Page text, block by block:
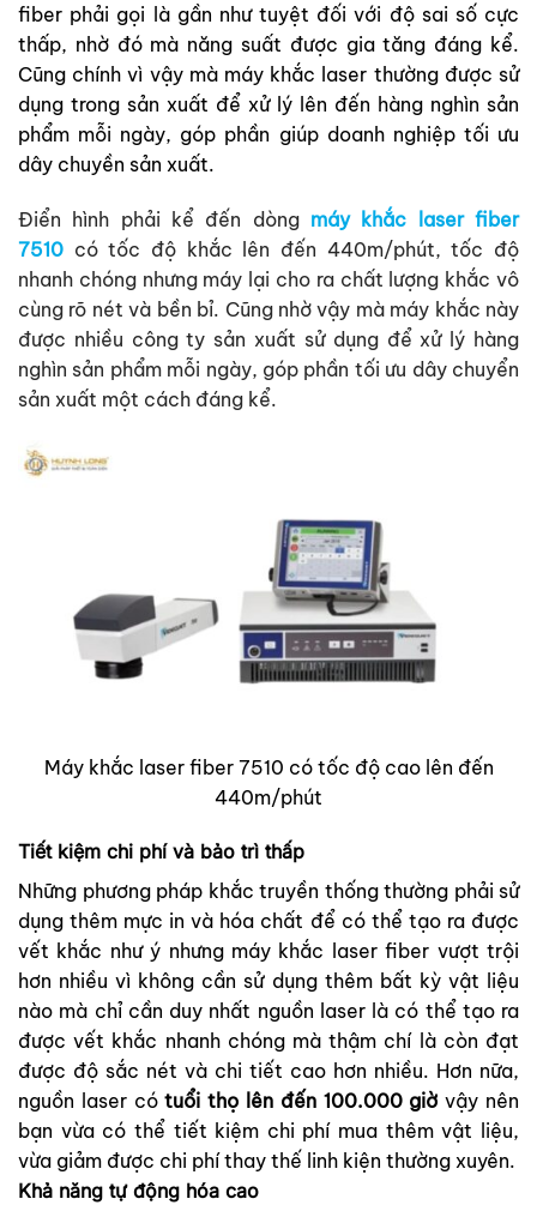
fiber phải gọi là gần như tuyệt đối với độ sai số cực
thấp, nhờ đó mà năng suất được gia tăng đáng kể.
Cũng chính vì vậy mà máy khắc laser thường được sử
dụng trong sản xuất để xử lý lên đến hàng nghìn sản
phẩm mỗi ngày, góp phần giúp doanh nghiệp tối ưu
dây chuyền sản xuất.
Điển hình phải kể đến dòng máy khắc laser fiber
7510 có tốc độ khắc lên đến 440m/phút, tốc độ
nhanh chóng nhưng máy lại cho ra chất lượng khắc vô
cùng rõ nét và bền bỉ. Cũng nhờ vậy mà máy khắc này
được nhiều công ty sản xuất sử dụng để xử lý hàng
nghìn sản phẩm mỗi ngày, góp phần tối ưu dây chuyển
sản xuất một cách đáng kể.
Máy khắc laser fiber 7510 có tốc độ cao lên đến
440m/phút
Tiết kiệm chi phí và bảo trì thấp
Những phương pháp khắc truyền thống thường phải sử
dụng thêm mực in và hóa chất để có thể tạo ra được
vết khắc như ý nhưng máy khắc laser fiber vượt trội
hơn nhiều vì không cần sử dụng thêm bất kỳ vật liệu
nào mà chỉ cần duy nhất nguồn laser là có thể tạo ra
được vết khắc nhanh chóng mà thậm chí là còn đạt
được độ sắc nét và chi tiết cao hơn nhiều. Hơn nữa,
nguồn laser cótuổi thọ lên đến 100.000 giờ vậy nên
bạn vừa có thể tiết kiệm chi phí mua thêm vật liệu,
vừa giảm được chi phí thay thế linh kiện thường xuyên.
Khả năng tự động hóa cao